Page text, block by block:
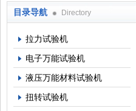
目录导航 Directory
拉力试验机
电子万能试验机
液压万能材料试验机
扭转试验机